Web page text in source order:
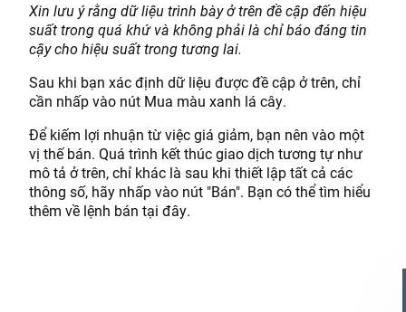
Xin lưu ý rằng dữ liệu trình bày ở trên đề cập đến hiệu
suất trong quá khứ và không phải là chỉ báo đáng tin
cậy cho hiệu suất trong tương lai.
Sau khi bạn xác định dữ liệu được đề cập ở trên, chỉ
cần nhấp vào nút Mua màu xanh lá cây.
Để kiếm lợi nhuận từ việc giá giảm, bạn nên vào một
vị thế bán. Quá trình kết thúc giao dịch tương tự như
mô tả ở trên, chỉ khác là sau khi thiết lập tất cả các
thông số, hãy nhấp vào nút "Bán". Bạn có thể tìm hiểu
thêm về lệnh bán tại đây.